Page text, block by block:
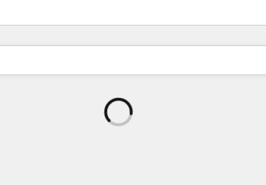
Carregando